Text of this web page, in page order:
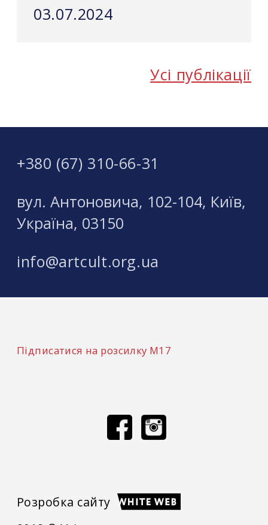
03.07.2024
Усі публікації
+380 (67) 310-66-31
вул. Антоновича, 102-104, Київ,
Україна, 03150
info@artcult.org.ua
Підписатися на розсилку М17
Розробка сайту